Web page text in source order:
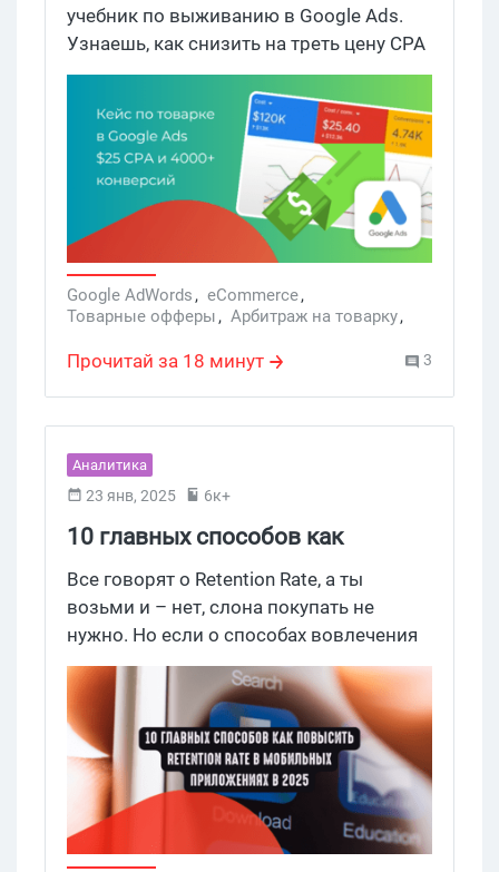
товарке в Google Ads
учебник по выживанию в Google Ads.
Узнаешь, как снизить на треть цену CPA
в Google Ads на арбитраже товарки и e-
commerce, а конверсий получить 4000+
и это без схематоза “успех за 3 дня” —
только холодный расчет, чистка треша и
точечная работа с гипотезами и
структурой рекламных кампаний.
Сохраняй боевой мануал, который
можно сразу применять в своих
связках в арбитраже на товарке.
Google AdWords, eCommerce,
Товарные офферы, Арбитраж на товарку,
Товарный фид Google,
Google Ads,Ретаргетинг,Товарка
Прочитай за 18 минут 3
Аналитика
23 янв, 2025 6к+
10 главных способов как
повысить Retention Rate в
мобильных приложениях в 2025
Все говорят о Retention Rate, а ты
возьми и – нет, слона покупать не
нужно. Но если о способах вовлечения
пользователей и удержании их на
гембловом продукте в сети уже
написано немало материалов для тех,
кто заливает на iGaming, то по другим
вертикалям такую информацию нужно
собирать по многим источникам. А ведь
именно удержание аудитории в
приложении играет ключевую роль в